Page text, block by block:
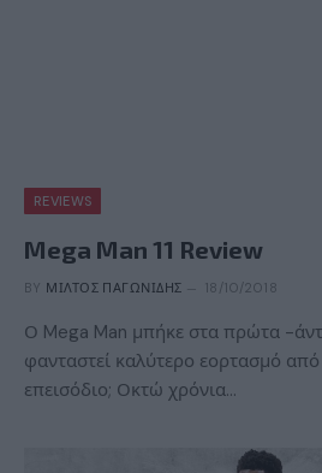
REVIEWS
Mega Man 11 Review
BY ΜΊΛΤΟΣ ΠΑΓΩΝΊΔΗΣ 18/10/2018
Ο Mega Man μπήκε στα πρώτα -
φανταστεί καλύτερο εορτασμό
επεισόδιο; Οκτώ χρόνια…